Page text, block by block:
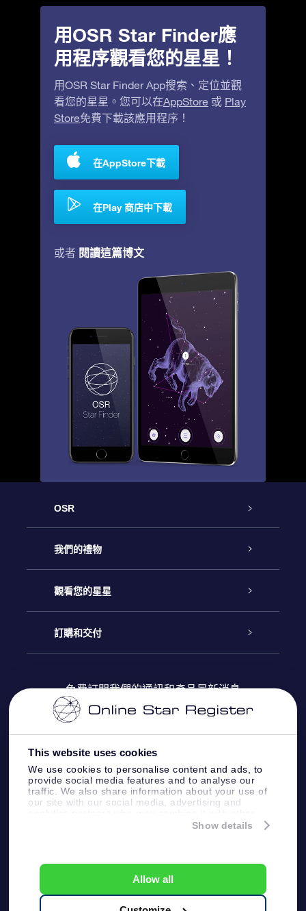
This website uses cookies
We use cookies to personalise content and ads, to
provide social media features and to analyse our
traffic. We also share information about your use of
our site with our social media, advertising and
information that you’ve provided to them or that
Show details
Allow all
用OSR Star Finder應
用程序觀看您的星星！
用OSR Star Finder App搜索、定位並觀
看您的星星。您可以在AppStore 或 Play
Store免費下載該應用程序！
在AppStore下載
在Play 商店中下載
或者 閱讀這篇博文
OSR
客戶服務
聯繫我們
博客
評論
我們的禮物
Online Star禮物
OSR禮物包
OSR 禮物卡
公司禮品
觀看您的星星
星星注册
個性化的Star Page
One Million Stars
OSR Starsaver
訂購和交付
付款資訊
配送信息
退貨政策
免費訂閱我們的通訊和產品最新消息
客戶服務:help@osr.org
KVK: 60333553, VAT: NL 8538.62.722B01